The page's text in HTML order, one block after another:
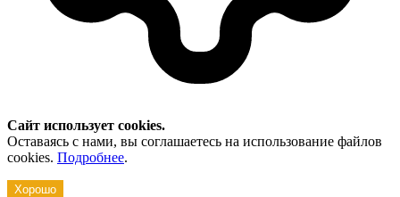
Сайт использует cookies.
Оставаясь с нами, вы соглашаетесь на использование файлов
cookies. Подробнее.
Хорошо